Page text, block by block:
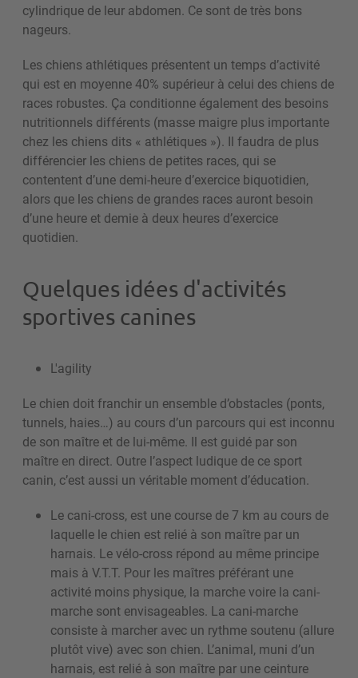
cylindrique de leur abdomen. Ce sont de très bons
nageurs.
Les chiens athlétiques présentent un temps d’activité
qui est en moyenne 40% supérieur à celui des chiens de
races robustes. Ça conditionne également des besoins
nutritionnels différents (masse maigre plus importante
chez les chiens dits « athlétiques »). Il faudra de plus
différencier les chiens de petites races, qui se
contentent d’une demi-heure d’exercice biquotidien,
alors que les chiens de grandes races auront besoin
d’une heure et demie à deux heures d’exercice
quotidien.
Quelques idées d'activités
sportives canines
L'agility
Le chien doit franchir un ensemble d’obstacles (ponts,
tunnels, haies…) au cours d’un parcours qui est inconnu
de son maître et de lui-même. Il est guidé par son
maître en direct. Outre l’aspect ludique de ce sport
canin, c’est aussi un véritable moment d’éducation.
Le cani-cross, est une course de 7 km au cours de
laquelle le chien est relié à son maître par un
harnais. Le vélo-cross répond au même principe
mais à V.T.T. Pour les maîtres préférant une
activité moins physique, la marche voire la cani-
marche sont envisageables. La cani-marche
consiste à marcher avec un rythme soutenu (allure
plutôt vive) avec son chien. L’animal, muni d’un
harnais, est relié à son maître par une ceinture